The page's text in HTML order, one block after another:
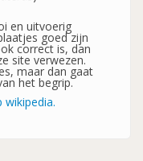
en uitvoerig
goed zijn
correct is, dan
site verwezen.
maar dan gaat
het begrip.